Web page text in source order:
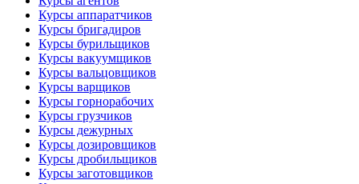
Курсы аппаратчиков
Курсы бригадиров
Курсы бурильщиков
Курсы вакуумщиков
Курсы вальцовщиков
Курсы варщиков
Курсы горнорабочих
Курсы грузчиков
Курсы дежурных
Курсы дозировщиков
Курсы дробильщиков
Курсы заготовщиков